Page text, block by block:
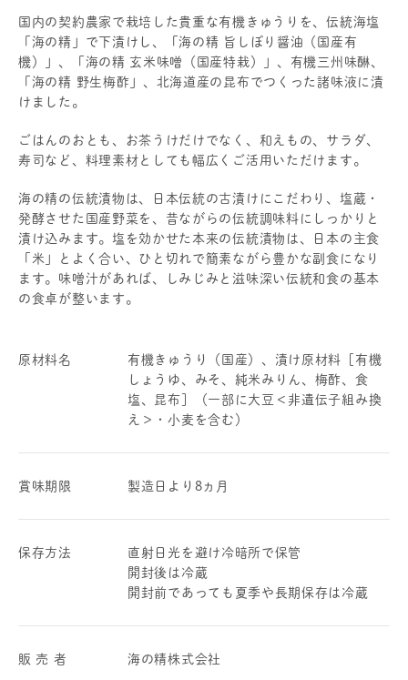
国内の契約農家で栽培した貴重な有機きゅうりを、伝統海塩
「海の精」で下漬けし、「海の精 旨しぼり醤油（国産有
機）」、「海の精 玄米味噌（国産特栽）」、有機三州味醂、
「海の精 野生梅酢」、北海道産の昆布でつくった諸味液に漬
けました。
ごはんのおとも、お茶うけだけでなく、和えもの、サラダ、
寿司など、料理素材としても幅広くご活用いただけます。
海の精の伝統漬物は、日本伝統の古漬けにこだわり、塩蔵・
発酵させた国産野菜を、昔ながらの伝統調味料にしっかりと
漬け込みます。塩を効かせた本来の伝統漬物は、日本の主食
「米」とよく合い、ひと切れで簡素ながら豊かな副食になり
ます。味噌汁があれば、しみじみと滋味深い伝統和食の基本
の食卓が整います。
原材料名
有機きゅうり（国産）、漬け原材料［有機
しょうゆ、みそ、純米みりん、梅酢、食
塩、昆布］（一部に大豆＜非遺伝子組み換
え＞・小麦を含む）
賞味期限 製造日より8ヵ月
保存方法
直射日光を避け冷暗所で保管
開封後は冷蔵
開封前であっても夏季や長期保存は冷蔵
販 売 者 海の精株式会社